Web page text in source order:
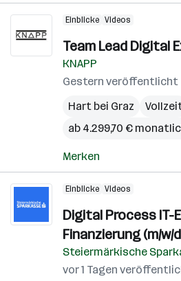
Einblicke Videos
Team Lead Digital
KNAPP
Gestern veröffentlicht
Hart bei Graz
ab 4.299,70 €
Merken
Einblicke Videos
Digital Process IT-
Finanzierung (m/w/
Steiermärkische
vor 1 Tagen